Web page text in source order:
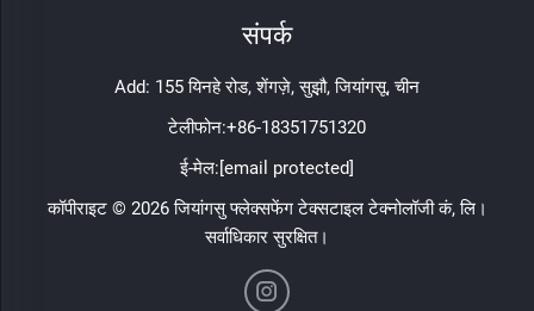
संपर्क
Add: 155 यिनहे रोड, शेंगज़े, सुझ़ौ, जियांगसू, चीन
टेलीफोन:+86-18351751320
ई-मेल: [email protected]
कॉपीराइट © 2026 जियांगसु फ्लेक्सफेंग टेक्सटाइल टेक्नोलॉजी कं, लि।
सर्वाधिकार सुरक्षित।